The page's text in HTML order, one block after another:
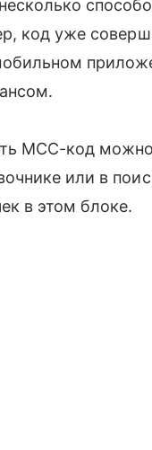
код уже
МСС-код
или в
в этом блоке.